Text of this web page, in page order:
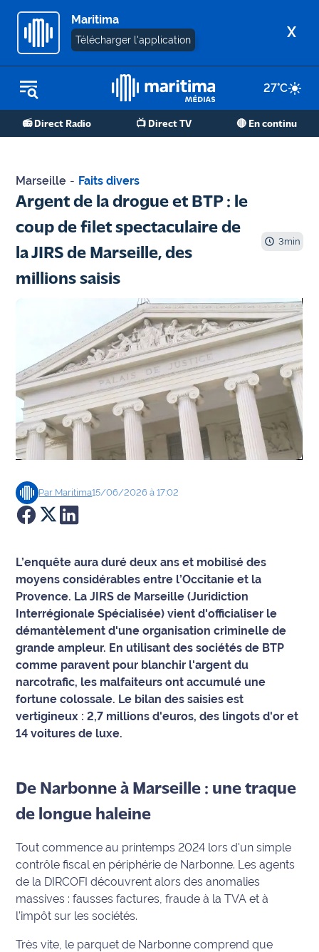
Maritima
Télécharger l'application X
27°C
📻 Direct Radio 📺 Direct TV 🔴 En continu
REPLAY RADIO
REPLAY TV
Martigues
- Etang
de Berre
Marseille
- Aix
Agenda
Faits
divers
Sports
Société
Culture
Éducation
Emploi
Environnement
Info
route
Justice
Politique
Santé
Social
Transport
National
Marseille - Faits divers
Argent de la drogue et BTP : le
coup de filet spectaculaire de
la JIRS de Marseille, des
millions saisis
3min
Par Maritima15/06/2026 à 17:02
L’enquête aura duré deux ans et mobilisé des
moyens considérables entre l’Occitanie et la
Provence. La JIRS de Marseille (Juridiction
Interrégionale Spécialisée) vient d'officialiser le
démantèlement d'une organisation criminelle de
grande ampleur. En utilisant des sociétés de BTP
comme paravent pour blanchir l'argent du
narcotrafic, les malfaiteurs ont accumulé une
fortune colossale. Le bilan des saisies est
vertigineux : 2,7 millions d'euros, des lingots d'or et
14 voitures de luxe.
De Narbonne à Marseille : une traque
de longue haleine
Tout commence au printemps 2024 lors d'un simple
contrôle fiscal en périphérie de Narbonne. Les agents
de la DIRCOFI découvrent alors des anomalies
massives : fausses factures, fraude à la TVA et à
l'impôt sur les sociétés.
Très vite, le parquet de Narbonne comprend que